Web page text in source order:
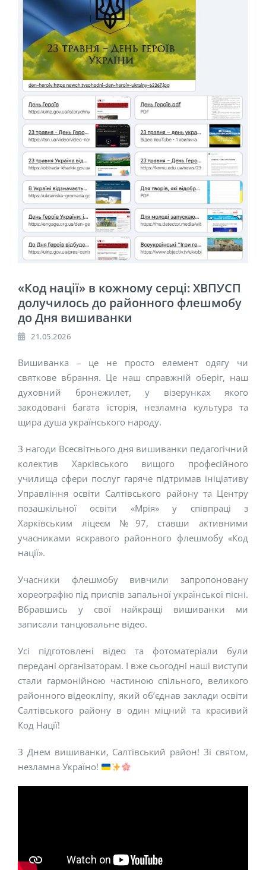
«Код нації» в кожному серці: ХВПУСП
долучилось до районного флешмобу
до Дня вишиванки
21.05.2026
Вишиванка – це не просто елемент одягу чи
святкове вбрання. Це наш справжній оберіг, наш
духовний бронежилет, у візерунках якого
закодовані багата історія, незламна культура та
щира душа українського народу.
З нагоди Всесвітнього дня вишиванки педагогічний
колектив Харківського вищого професійного
училища сфери послуг гаряче підтримав ініціативу
Управління освіти Салтівського району та Центру
позашкільної освіти «Мрія» у співпраці з
Харківським ліцеєм №97, ставши активними
учасниками яскравого районного флешмобу «Код
нації».
Учасники флешмобу вивчили запропоновану
хореографію під приспів запальної української пісні.
Вбравшись у свої найкращі вишиванки ми
записали танцювальне відео.
Усі підготовлені відео та фотоматеріали були
передані організаторам. І вже сьогодні наші виступи
стали гармонійною частиною спільного, великого
районного відеокліпу, який об’єднав заклади освіти
Салтівського району в один міцний та красивий
Код Нації!
З Днем вишиванки, Салтівський район! Зі святом,
незламна Україно!